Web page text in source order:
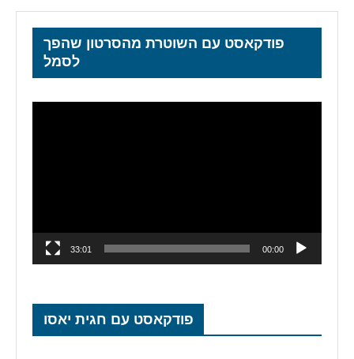
פודקאסט עם השוטרת מהסרטון שהפך
לסמל
00:00
33:01
פודקאסט עם חגית יאסו